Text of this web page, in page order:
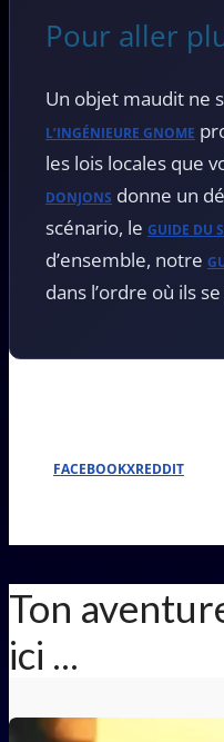
Pour aller
Un objet maudit ne
L’INGÉNIEURE GNOME
les lois locales que
DONJONS donne un
scénario, le GUIDE DU
d’ensemble, notre
dans l’ordre où ils
FACEBOOKXREDDIT
Ton
ici ...